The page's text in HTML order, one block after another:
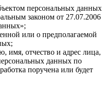
персональных данных
законом от 27.07.2006
или о предполагаемой
отчество и адрес лица,
данных по
поручена или будет